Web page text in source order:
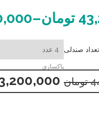
تومان–
تعداد صندلی
پاکسازی
تومان